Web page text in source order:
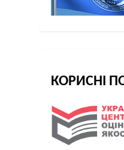
КОРИСНІ